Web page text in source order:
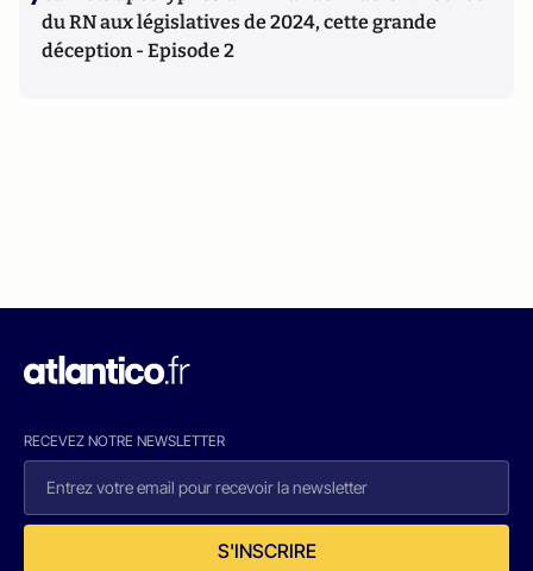
du RN aux législatives de 2024, cette grande
déception - Episode 2
RECEVEZ NOTRE NEWSLETTER
S'INSCRIRE